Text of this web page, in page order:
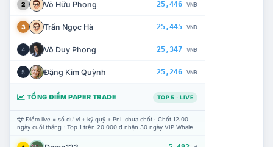
2 Võ Hữu Phong 25,446 VNĐ
3 Trần Ngọc Hà 25,445 VNĐ
4 Võ Duy Phong 25,347 VNĐ
5 Đặng Kim Quỳnh 25,246 VNĐ
TỔNG ĐIỂM PAPER TRADE TOP 5 · LIVE
Điểm live = số dư ví + ký quỹ + PnL chưa chốt · Chốt 12:00
ngày cuối tháng · Top 1 trên 20.000 đ nhận 30 ngày VIP Whale.